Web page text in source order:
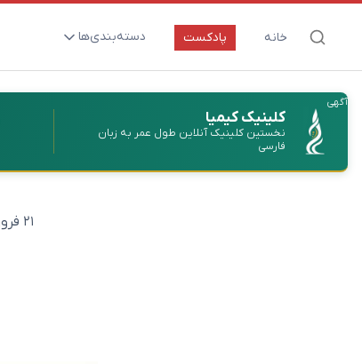
خانه پادکست دسته‌بندی‌ها
ارتقای سلامت و طول عمر
بیماری‌ها و پاتوژن‌ها
تغذیه و مکمل‌ها
آگهی
کلینیک کیمیا
نخستین کلینیک آنلاین طول عمر به زبان
فارسی
۲۱ فروردین ۱۴۰۲